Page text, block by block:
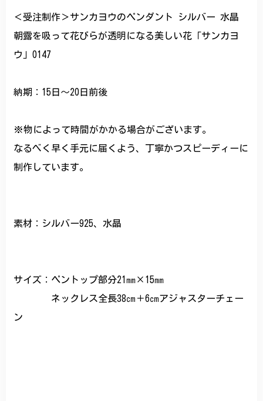
＜受注制作＞サンカヨウのペンダント シルバー 水晶
朝露を吸って花びらが透明になる美しい花「サンカヨ
ウ」0147
納期：15日〜20日前後
※物によって時間がかかる場合がございます。
なるべく早く手元に届くよう、丁寧かつスピーディーに
制作しています。
素材：シルバー925、水晶
サイズ：ペントップ部分21㎜×15㎜
ネックレス全長38㎝＋6㎝アジャスターチェー
ン